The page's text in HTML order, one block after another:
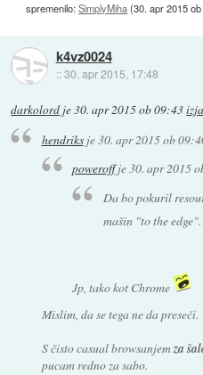
spremenilo:SimplyMiha(30. apr 2015
k4vz0024
::30. apr 2015, 17:48
darkolord je30. apr 2015 ob 09:43
hendriksje30. apr 2015 ob
poweroffje30. apr 2015
Da bo pokuril
mašin "to the edge".
Jp, tako kot Chrome
Mislim, da se tega ne da preseči.
S čisto casual browsanjemza
pucam redno za sabo.